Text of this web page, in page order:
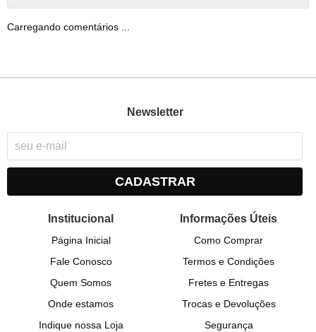
Carregando comentários ...
Newsletter
CADASTRAR
Institucional
Página Inicial
Fale Conosco
Quem Somos
Onde estamos
Indique nossa Loja
Informações Úteis
Como Comprar
Termos e Condições
Fretes e Entregas
Trocas e Devoluções
Segurança